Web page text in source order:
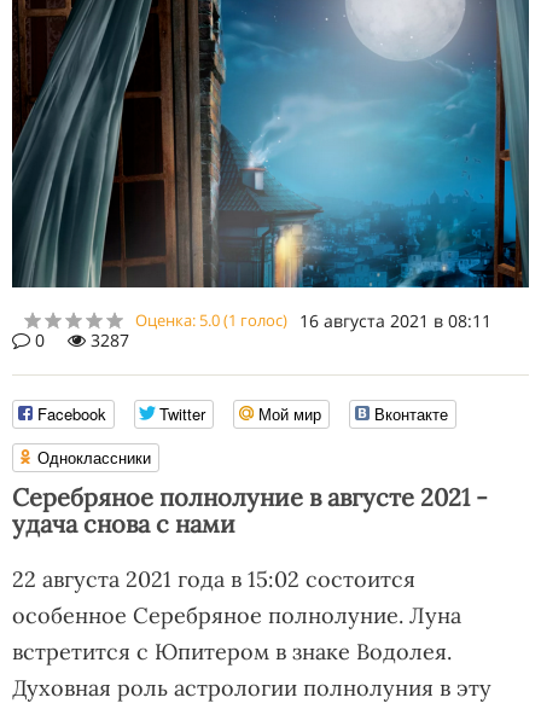
Оценка:5.0(1 голос)
16 августа 2021 в 08:11
0
3287
Facebook Twitter Мой мир
Вконтакте
Одноклассники
Серебряное полнолуние в августе 2021 -
удача снова с нами
22 августа 2021 года в 15:02 состоится
особенное Серебряное полнолуние. Луна
встретится с Юпитером в знаке Водолея.
Духовная роль астрологии полнолуния в эту